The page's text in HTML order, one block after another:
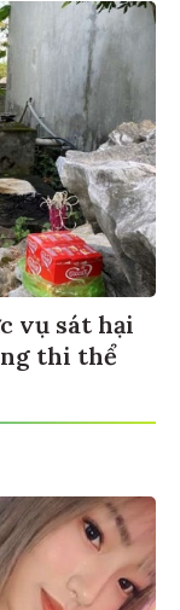
vụ sát hại
thi thể